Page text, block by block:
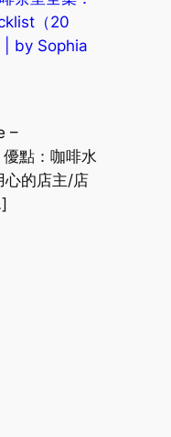
（20
| by Sophia
–
點：咖啡水
心的店主/店